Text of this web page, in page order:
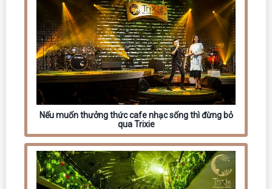
Nếu muốn thưởng thức cafe nhạc sống thì đừng bỏ
qua Trixie